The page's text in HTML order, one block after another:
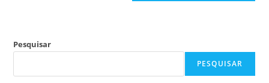
Pesquisar
PESQUISAR